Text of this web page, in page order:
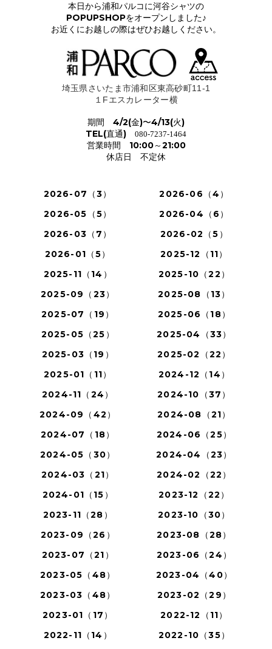
本日から浦和パルコに河谷シャツの
POPUPSHOPをオープンしました♪
お近くにお越しの際はぜひお越しください。
埼玉県さいたま市浦和区東高砂町11-1
１Fエスカレーター横
期間 4/2(金)〜4/13(火)
TEL(直通) 080-7237-1464
営業時間 10:00～21:00
休店日 不定休
2026-07（3）
2026-06（4）
2026-05（5）
2026-04（6）
2026-03（7）
2026-02（5）
2026-01（5）
2025-12（11）
2025-11（14）
2025-10（22）
2025-09（23）
2025-08（13）
2025-07（19）
2025-06（18）
2025-05（25）
2025-04（33）
2025-03（19）
2025-02（22）
2025-01（11）
2024-12（14）
2024-11（24）
2024-10（37）
2024-09（42）
2024-08（21）
2024-07（18）
2024-06（25）
2024-05（30）
2024-04（23）
2024-03（21）
2024-02（22）
2024-01（15）
2023-12（22）
2023-11（28）
2023-10（30）
2023-09（26）
2023-08（28）
2023-07（21）
2023-06（24）
2023-05（48）
2023-04（40）
2023-03（48）
2023-02（29）
2023-01（17）
2022-12（11）
2022-11（14）
2022-10（35）